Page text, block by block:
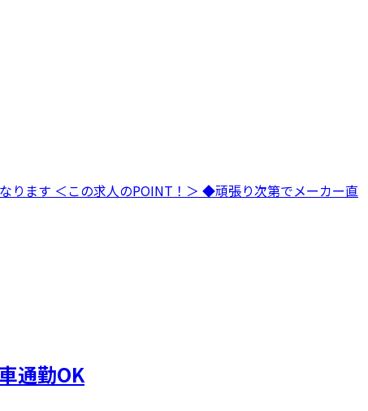
ります ＜この求人のPOINT！＞ ◆頑張り次第でメーカー直
通勤OK